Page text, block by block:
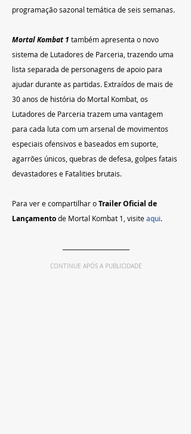
programação sazonal temática de seis semanas.
Mortal Kombat 1 também apresenta o novo
sistema de Lutadores de Parceria, trazendo uma
lista separada de personagens de apoio para
ajudar durante as partidas. Extraídos de mais de
30 anos de história do Mortal Kombat, os
Lutadores de Parceria trazem uma vantagem
para cada luta com um arsenal de movimentos
especiais ofensivos e baseados em suporte,
agarrões únicos, quebras de defesa, golpes fatais
devastadores e Fatalities brutais.
Para ver e compartilhar o Trailer Oficial de
Lançamento de Mortal Kombat 1, visite aqui.
CONTINUE APÓS A PUBLICIDADE